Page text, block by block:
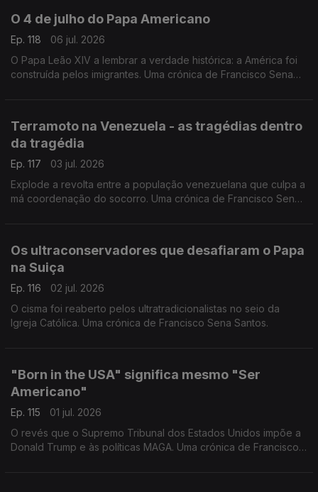
O 4 de julho do Papa Americano
Ep. 118
06 jul. 2026
O Papa Leão XIV a lembrar a verdade histórica: a América foi
construída pelos imigrantes. Uma crónica de Francisco Sena
Terramoto na Venezuela - as tragédias dentro
da tragédia
Ep. 117
03 jul. 2026
Explode a revolta entre a população venezuelana que culpa a
má coordenação do socorro. Uma crónica de Francisco Sena
Os ultraconservadores que desafiaram o Papa
na Suiça
Ep. 116
02 jul. 2026
O cisma foi reaberto pelos ultratradicionalistas no seio da
Igreja Católica. Uma crónica de Francisco Sena Santos.
"Born in the USA" significa mesmo "Ser
Americano"
Ep. 115
01 jul. 2026
O revés que o Supremo Tribunal dos Estados Unidos impõe a
Donald Trump e às políticas MAGA. Uma crónica de Francisco